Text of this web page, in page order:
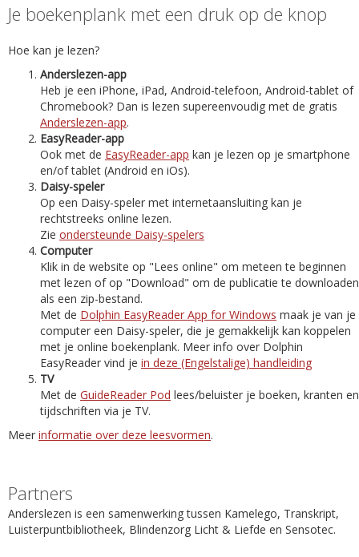
Je boekenplank met een druk op de knop
Hoe kan je lezen?
Anderslezen-app
Heb je een iPhone, iPad, Android-telefoon, Android-tablet of
Chromebook? Dan is lezen supereenvoudig met de gratis
Anderslezen-app.
EasyReader-app
Ook met de EasyReader-app kan je lezen op je smartphone
en/of tablet (Android en iOs).
Daisy-speler
Op een Daisy-speler met internetaansluiting kan je
rechtstreeks online lezen.
Zie ondersteunde Daisy-spelers
Computer
Klik in de website op "Lees online" om meteen te beginnen
met lezen of op "Download" om de publicatie te downloaden
als een zip-bestand.
Met de Dolphin EasyReader App for Windows maak je van je
computer een Daisy-speler, die je gemakkelijk kan koppelen
met je online boekenplank. Meer info over Dolphin
EasyReader vind je in deze (Engelstalige) handleiding
TV
Met de GuideReader Pod lees/beluister je boeken, kranten en
tijdschriften via je TV.
Meer informatie over deze leesvormen.
Partners
Anderslezen is een samenwerking tussen Kamelego, Transkript,
Luisterpuntbibliotheek, Blindenzorg Licht & Liefde en Sensotec.